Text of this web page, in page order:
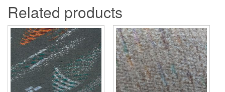
Related products